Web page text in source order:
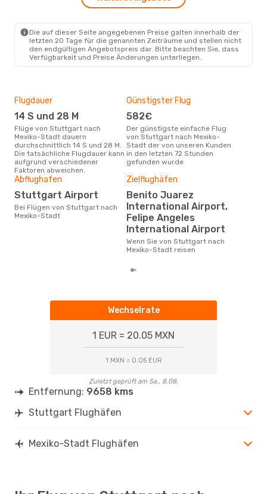
- Mi., 26. Aug.
STR- MEX
Air Canada2 Zwischenstopps
MEX- STR
Die auf dieser Seite angegebenen Preise galten innerhalb der
letzten 20 Tage für die genannten Zeiträume und stellen nicht
den endgültigen Angebotspreis dar. Bitte beachten Sie, dass
Verfügbarkeit und Preise Änderungen unterliegen.
Flugdauer
14 S und 28 M
Flüge von Stuttgart nach
Mexiko-Stadt dauern
durchschnittlich 14 S und 28 M.
Die tatsächliche Flugdauer kann
aufgrund verschiedener
Faktoren abweichen.
Günstigster Flug
582€
Der günstigste einfache Flug
von Stuttgart nach Mexiko-
Stadt der von unseren Kunden
in den letzten 72 Stunden
gefunden wurde
Abflughafen
Stuttgart Airport
Bei Flügen von Stuttgart nach
Mexiko-Stadt
Zielflughäfen
Benito Juarez
International Airport,
Felipe Angeles
International Airport
Wenn Sie von Stuttgart nach
Mexiko-Stadt reisen
Wechselrate
1 EUR = 20.05 MXN
1 MXN = 0.05 EUR
Zuletzt geprüft am Sa., 8.08.
Entfernung: 9658 kms
Stuttgart Flughäfen
Mexiko-Stadt Flughäfen